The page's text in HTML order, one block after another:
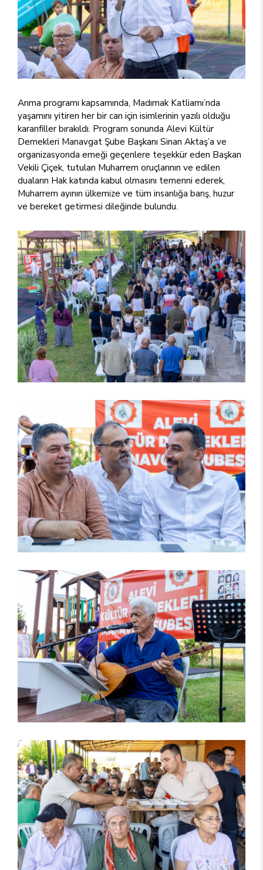
Anma programı kapsamında, Madımak Katliamı’nda
yaşamını yitiren her bir can için isimlerinin yazılı olduğu
karanfiller bırakıldı. Program sonunda Alevi Kültür
Dernekleri Manavgat Şube Başkanı Sinan Aktaş’a ve
organizasyonda emeği geçenlere teşekkür eden Başkan
Vekili Çiçek, tutulan Muharrem oruçlarının ve edilen
duaların Hak katında kabul olmasını temenni ederek,
Muharrem ayının ülkemize ve tüm insanlığa barış, huzur
ve bereket getirmesi dileğinde bulundu.